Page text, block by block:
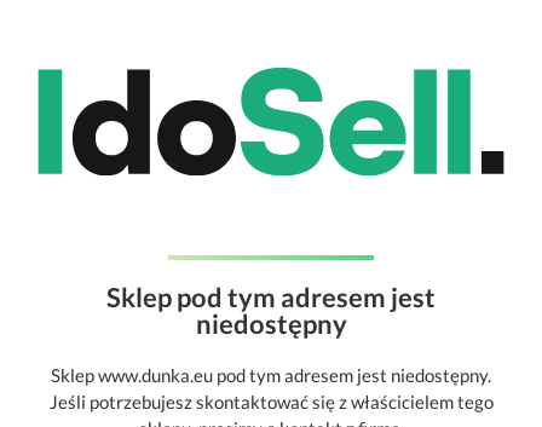
Sklep pod tym adresem jest
niedostępny
Sklep www.dunka.eu pod tym adresem jest niedostępny.
Jeśli potrzebujesz skontaktować się z właścicielem tego